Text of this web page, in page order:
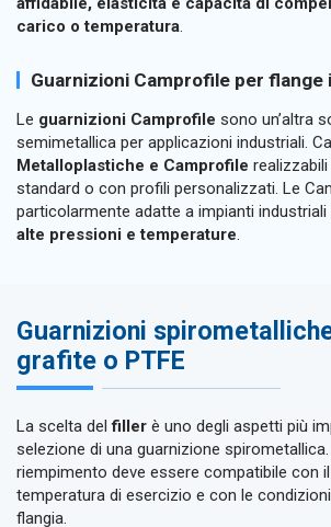
carico o temperatura.
Guarnizioni Camprofile per flange
Le guarnizioni Camprofile sono un’altra
semimetallica per applicazioni industriali.
Metalloplastiche e Camprofile
standard o con profili personalizzati. Le
particolarmente adatte a impianti
alte pressioni e temperature.
Guarnizioni
grafite o PTFE
La scelta delfiller è uno degli aspetti più
selezione di una guarnizione
riempimento deve essere compatibile con
temperatura di esercizio e con le
flangia.